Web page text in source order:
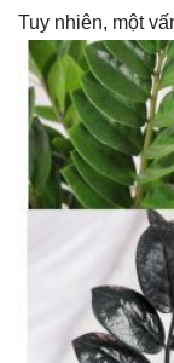
Tuy nhiên, một